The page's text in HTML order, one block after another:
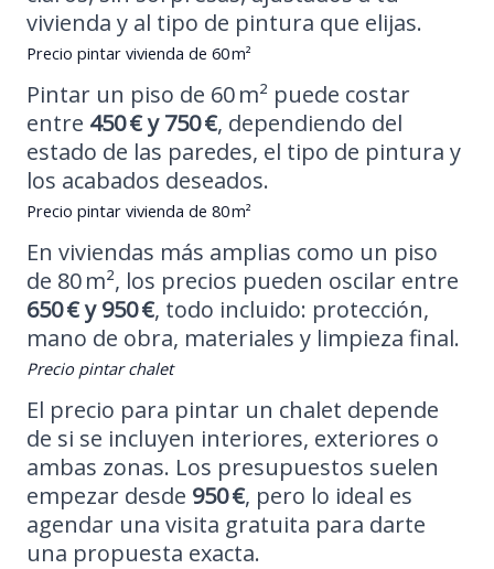
vivienda y al tipo de pintura que elijas.
Precio pintar vivienda de 60 m²
Pintar un piso de 60 m² puede costar
entre 450 € y 750 €, dependiendo del
estado de las paredes, el tipo de pintura y
los acabados deseados.
Precio pintar vivienda de 80 m²
En viviendas más amplias como un piso
de 80 m², los precios pueden oscilar entre
650 € y 950 €, todo incluido: protección,
mano de obra, materiales y limpieza final.
Precio pintar chalet
El precio para pintar un chalet depende
de si se incluyen interiores, exteriores o
ambas zonas. Los presupuestos suelen
empezar desde 950 €, pero lo ideal es
agendar una visita gratuita para darte
una propuesta exacta.